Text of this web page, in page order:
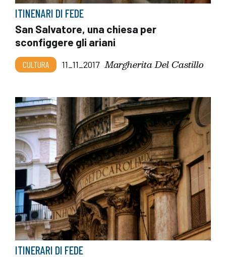
ITINENARI DI FEDE
San Salvatore, una chiesa per
sconfiggere gli ariani
CULTURA 11_11_2017 Margherita Del Castillo
ITINERARI DI FEDE